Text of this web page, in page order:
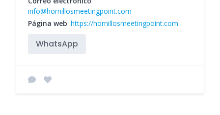
info@hornillosmeetingpoint.com
Página web: https://hornillosmeetingpoint.com
WhatsApp